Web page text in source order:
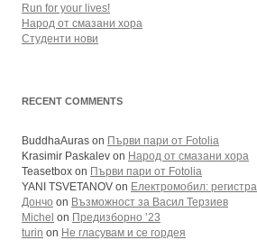
Run for your lives!
Народ от смазани хора
Студенти нови
RECENT COMMENTS
BuddhaAuras on Първи пари от Fotolia
Krasimir Paskalev on Народ от смазани хора
Teasetbox on Първи пари от Fotolia
YANI TSVETANOV on Електромобил:
Дончо on Възможност за Васил Терзиев
Michel on Предизборно ’23
turin on Не гласувам и се гордея